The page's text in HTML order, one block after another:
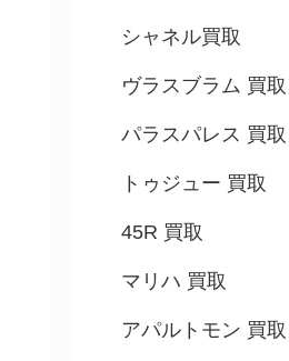
シャネル買取
ヴラスブラム 買取
パラスパレス 買取
トゥジュー 買取
45R 買取
マリハ 買取
アパルトモン 買取